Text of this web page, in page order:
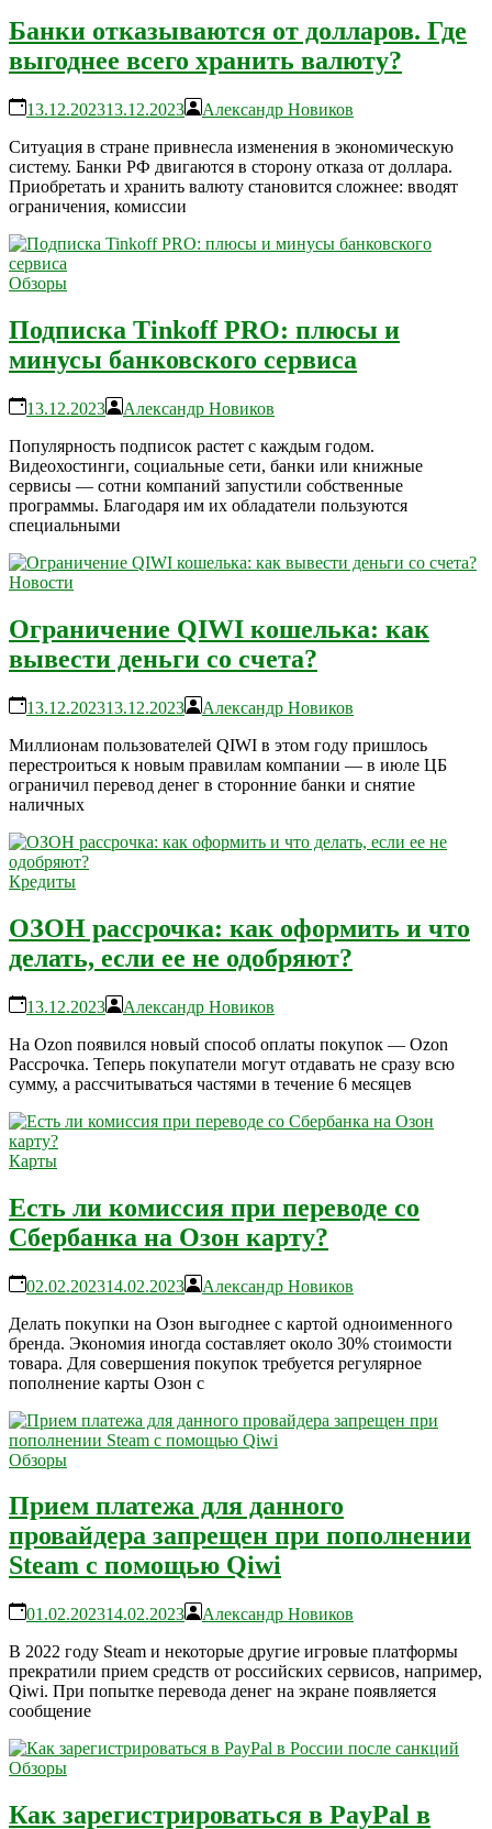
Банки отказываются от долларов. Где
выгоднее всего хранить валюту?
13.12.202313.12.2023
Александр Новиков
Ситуация в стране привнесла изменения в экономическую
систему. Банки РФ двигаются в сторону отказа от доллара.
Приобретать и хранить валюту становится сложнее: вводят
ограничения, комиссии
Обзоры
Подписка Tinkoff PRO: плюсы и
минусы банковского сервиса
13.12.2023
Александр Новиков
Популярность подписок растет с каждым годом.
Видеохостинги, социальные сети, банки или книжные
сервисы — сотни компаний запустили собственные
программы. Благодаря им их обладатели пользуются
специальными
Новости
Ограничение QIWI кошелька: как
вывести деньги со счета?
13.12.202313.12.2023
Александр Новиков
Миллионам пользователей QIWI в этом году пришлось
перестроиться к новым правилам компании — в июле ЦБ
ограничил перевод денег в сторонние банки и снятие
наличных
Кредиты
ОЗОН рассрочка: как оформить и что
делать, если ее не одобряют?
13.12.2023
Александр Новиков
На Ozon появился новый способ оплаты покупок — Ozon
Рассрочка. Теперь покупатели могут отдавать не сразу всю
сумму, а рассчитываться частями в течение 6 месяцев
Карты
Есть ли комиссия при переводе со
Сбербанка на Озон карту?
02.02.202314.02.2023
Александр Новиков
Делать покупки на Озон выгоднее с картой одноименного
бренда. Экономия иногда составляет около 30% стоимости
товара. Для совершения покупок требуется регулярное
пополнение карты Озон с
Обзоры
Прием платежа для данного
провайдера запрещен при пополнении
Steam с помощью Qiwi
01.02.202314.02.2023
Александр Новиков
В 2022 году Steam и некоторые другие игровые платформы
прекратили прием средств от российских сервисов, например,
Qiwi. При попытке перевода денег на экране появляется
сообщение
Обзоры
Как зарегистрироваться в PayPal в